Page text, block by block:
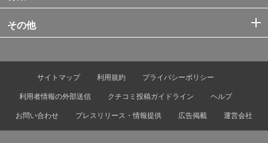
その他
サイトマップ 利用規約
プライバシーポリシー
利用者情報の外部送信
クチコミ投稿ガイドライン
ヘルプ
お問い合わせ
プレスリリース・情報提供 広告掲載 運営会社